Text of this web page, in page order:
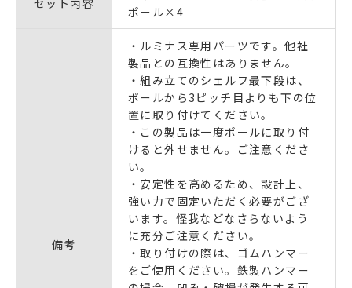
ポール×4
備考
・ルミナス専用パーツです。他社
製品との互換性はありません。
・組み立てのシェルフ最下段は、
ポールから3ピッチ目よりも下の位
置に取り付けてください。
・この製品は一度ポールに取り付
けると外せません。
ご注意くださ
い。
・安定性を高めるため、設計上、
強い力で固定いただく必要がござ
います。怪我などなさらないよう
に充分ご注意ください。
・取り付けの際は、ゴムハンマー
をご使用ください。鉄製ハンマー